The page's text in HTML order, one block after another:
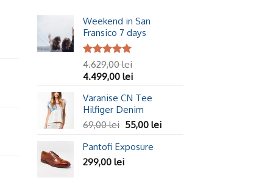
Weekend in San
Fransico 7 days
Evaluat la
5.00din 5
4.629,00lei
4.499,00 lei
Varanise CN Tee
Hilfiger Denim
69,00lei 55,00 lei
Pantofi Exposure
299,00 lei